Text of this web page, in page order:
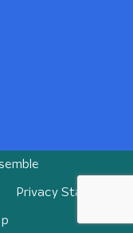
Privacy Statement